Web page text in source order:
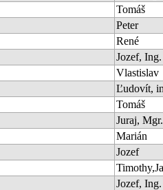
Tomáš
Peter
René
Jozef, Ing.
Vlastislav
Ľudovít,
Tomáš
Juraj, Mgr.
Marián
Jozef
Jozef, Ing.